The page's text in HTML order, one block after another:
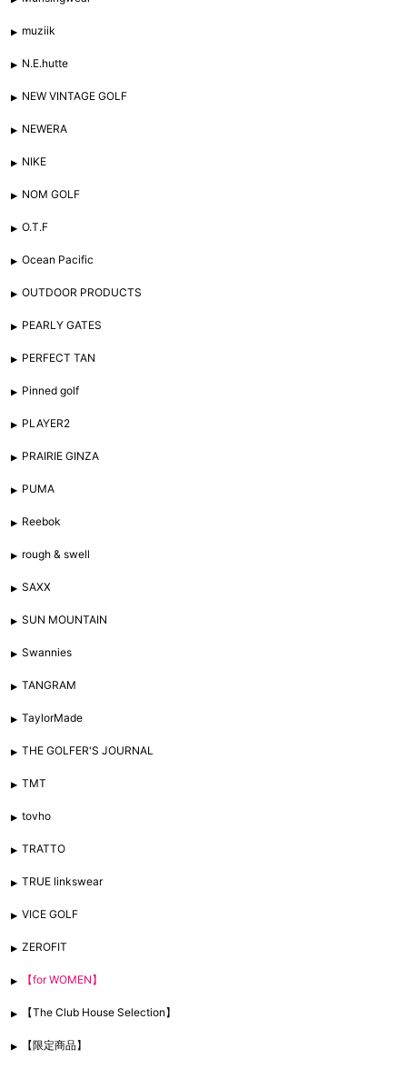
muziik
N.E.hutte
NEW VINTAGE GOLF
NEWERA
NIKE
NOM GOLF
O.T.F
Ocean Pacific
OUTDOOR PRODUCTS
PEARLY GATES
PERFECT TAN
Pinned golf
PLAYER2
PRAIRIE GINZA
PUMA
Reebok
rough & swell
SAXX
SUN MOUNTAIN
Swannies
TANGRAM
TaylorMade
THE GOLFER'S JOURNAL
TMT
tovho
TRATTO
TRUE linkswear
VICE GOLF
ZEROFIT
【for WOMEN】
【The Club House Selection】
【限定商品】